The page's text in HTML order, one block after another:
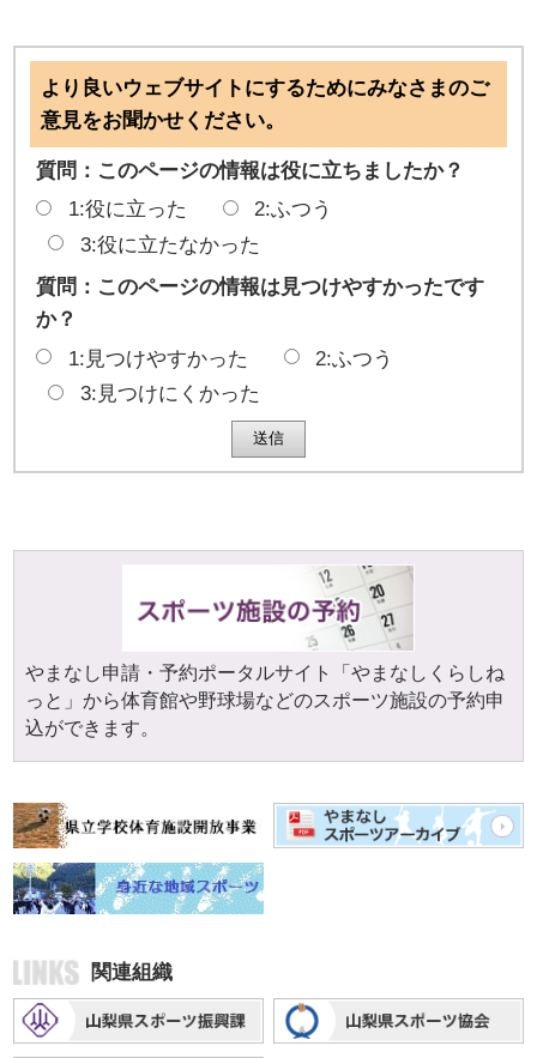
より良いウェブサイトにするためにみなさまのご
意見をお聞かせください。
質問：このページの情報は役に立ちましたか？
1:役に立った
2:ふつう
3:役に立たなかった
質問：このページの情報は見つけやすかったです
か？
1:見つけやすかった
2:ふつう
3:見つけにくかった
やまなし申請・予約ポータルサイト「やまなしくらしね
っと」から体育館や野球場などのスポーツ施設の予約申
込ができます。
関連組織